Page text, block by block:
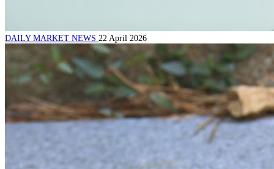
DAILY MARKET NEWS 22 April 2026